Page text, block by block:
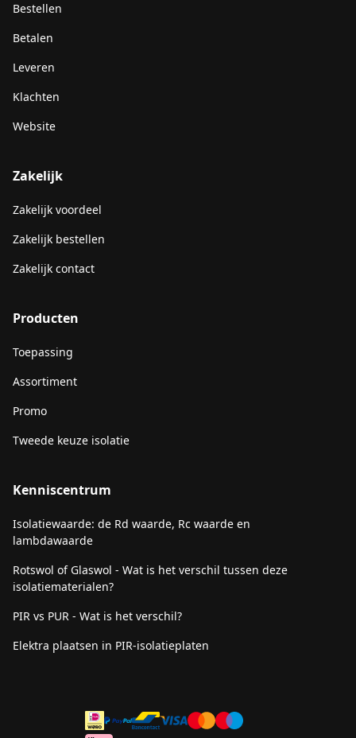
Bestellen
Betalen
Leveren
Klachten
Website
Zakelijk
Zakelijk voordeel
Zakelijk bestellen
Zakelijk contact
Producten
Toepassing
Assortiment
Promo
Tweede keuze isolatie
Kenniscentrum
Isolatiewaarde: de Rd waarde, Rc waarde en
lambdawaarde
Rotswol of Glaswol - Wat is het verschil tussen deze
isolatiematerialen?
PIR vs PUR - Wat is het verschil?
Elektra plaatsen in PIR-isolatieplaten